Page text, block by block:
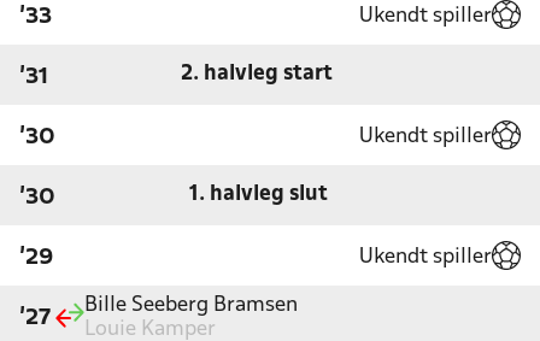
'33 Ukendt spiller
'31 2. halvleg start
'30 Ukendt spiller
'30 1. halvleg slut
'29 Ukendt spiller
'27
Bille Seeberg Bramsen
Louie Kamper